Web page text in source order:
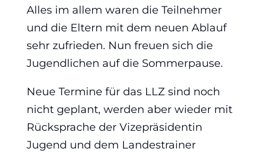
Alles im allem waren die Teilnehmer
und die Eltern mit dem neuen Ablauf
sehr zufrieden. Nun freuen sich die
Jugendlichen auf die Sommerpause.
Neue Termine für das LLZ sind noch
nicht geplant, werden aber wieder mit
Rücksprache der Vizepräsidentin
Jugend und dem Landestrainer